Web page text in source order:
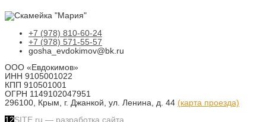
+7 (978) 810-60-24
+7 (978) 571-55-57
gosha_evdokimov@bk.ru
ООО «Евдокимов»
ИНН 9105001022
КПП 910501001
ОГРН 1149102047951
296100, Крым, г. Джанкой, ул. Ленина, д. 44 (карта проезда)
12SITE.ru — разработка сайта